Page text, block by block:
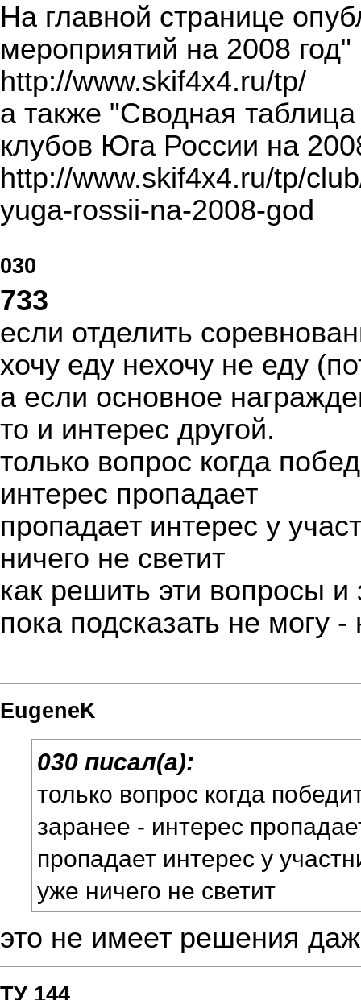
На главной странице
мероприятий на 2008 год"
http://www.skif4x4.ru/tp/
а также "Сводная
клубов Юга России на
http://www.skif4x4.ru/tp/
yuga-rossii-na-2008-god
030
733
если отделить
хочу еду нехочу не еду
а если основное
то и интерес другой.
только вопрос когда
интерес пропадает
пропадает интерес у
ничего не светит
как решить эти вопросы и
пока подсказать не могу
EugeneK
030 писал(а):
только вопрос когда
заранее - интерес
пропадает интерес у
уже ничего не светит
это не имеет решения
ТУ 144